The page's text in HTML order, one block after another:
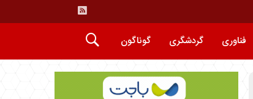
فناوری گردشگری گوناگون